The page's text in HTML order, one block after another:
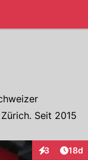
Seit 2015
3
Interaktionen
18d